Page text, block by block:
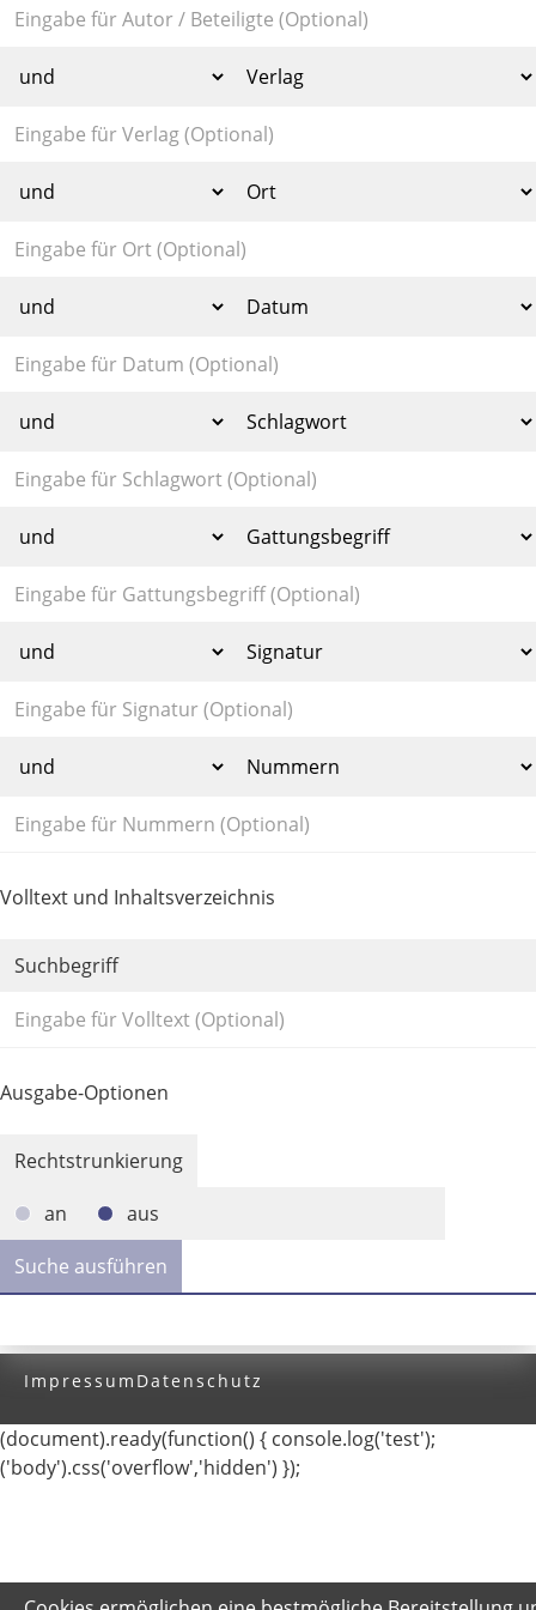
Volltext und Inhaltsverzeichnis
Suchbegriff
Ausgabe-Optionen
Rechtstrunkierung
an
aus
Impressum Datenschutz
(document).ready(function() { console.log('test');
('body').css('overflow','hidden') });